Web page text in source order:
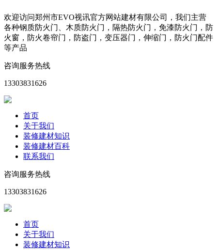
欢迎访问郑州市EVO视讯官方网站建材有限公司，我们主营
各种钢质防火门、木质防火门，隔热防火门，免漆防火门，防
火窗，防火卷帘门，防盗门，变压器门，伸缩门，防火门配件
等产品
咨询服务热线
13303831626
首页
关于我们
装修建材知识
装修建材百科
联系我们
咨询服务热线
13303831626
首页
关于我们
装修建材知识